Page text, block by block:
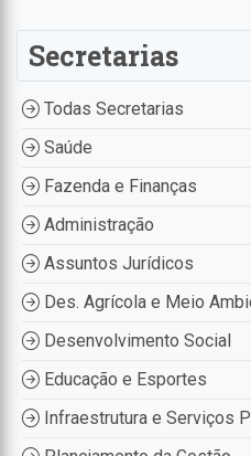
Secretarias
Todas Secretarias
Saúde
Fazenda e Finanças
Administração
Assuntos Jurídicos
Des. Agrícola e Meio
Desenvolvimento Social
Educação e Esportes
Infraestrutura e Serviços